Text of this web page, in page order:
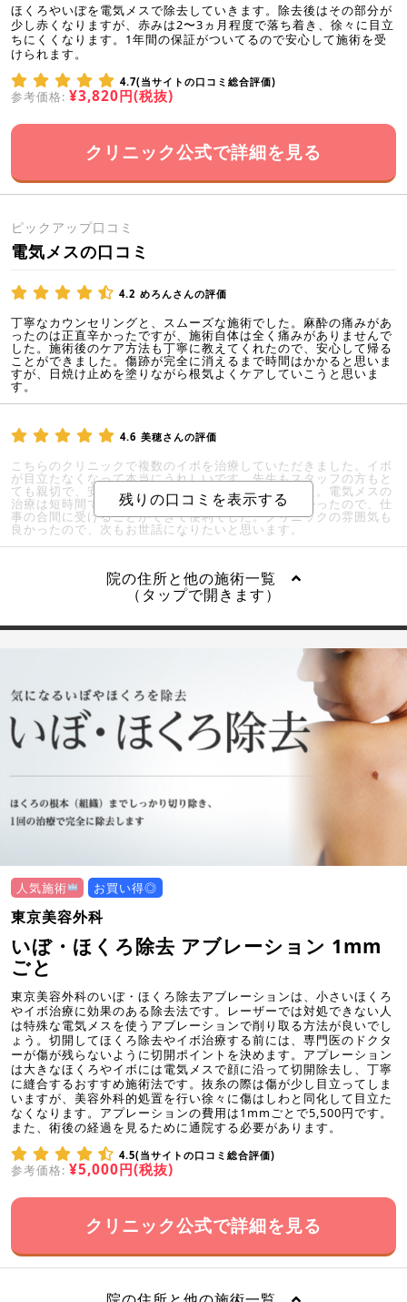
ほくろやいぼを電気メスで除去していきます。除去後はその部分が
少し赤くなりますが、赤みは2〜3ヵ月程度で落ち着き、徐々に目立
ちにくくなります。1年間の保証がついてるので安心して施術を受
けられます。
4.7(当サイトの口コミ総合評価)
参考価格: ¥3,820円(税抜)
クリニック公式で詳細を見る
ピックアップ口コミ
電気メスの口コミ
4.2 めろんさんの評価
丁寧なカウンセリングと、スムーズな施術でした。麻酔の痛みがあ
ったのは正直辛かったですが、施術自体は全く痛みがありませんで
した。施術後のケア方法も丁寧に教えてくれたので、安心して帰る
ことができました。傷跡が完全に消えるまで時間はかかると思いま
すが、日焼け止めを塗りながら根気よくケアしていこうと思いま
す。
4.6 美穂さんの評価
こちらのクリニックで複数のイボを治療していただきました。イボ
が目立たなくなって本当にうれしいです。先生もスタッフの方もと
ても親切で、安心して治療を受けることができました。電気メスの
治療は短時間で終わりましたし、肌にも負担が少なかったので、仕
事の合間に受けることができて便利でした。クリニックの雰囲気も
良かったので、次もお世話になりたいと思います。
院の住所と他の施術一覧
（タップで開きます）
人気施術 お買い得◎
東京美容外科
いぼ・ほくろ除去 アブレーション 1mm
ごと
東京美容外科のいぼ・ほくろ除去アブレーションは、小さいほくろ
やイボ治療に効果のある除去法です。レーザーでは対処できない人
は特殊な電気メスを使うアブレーションで削り取る方法が良いでし
ょう。切開してほくろ除去やイボ治療する前には、専門医のドクタ
ーが傷が残らないように切開ポイントを決めます。アプレーション
は大きなほくろやイボには電気メスで顔に沿って切開除去し、丁寧
に縫合するおすすめ施術法です。抜糸の際は傷が少し目立ってしま
いますが、美容外科的処置を行い徐々に傷はしわと同化して目立た
なくなります。アプレーションの費用は1mmごとで5,500円です。
また、術後の経過を見るために通院する必要があります。
4.5(当サイトの口コミ総合評価)
参考価格: ¥5,000円(税抜)
クリニック公式で詳細を見る